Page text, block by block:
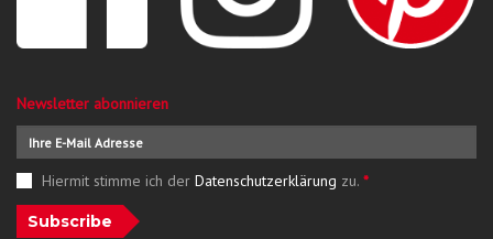
Newsletter abonnieren
Hiermit stimme ich der Datenschutzerklärung zu. *
Subscribe